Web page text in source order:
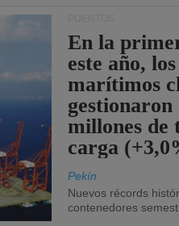
En la
este año,
marítimos
gestionaron
millones de
carga
Pekín
Nuevos récords
contenedores